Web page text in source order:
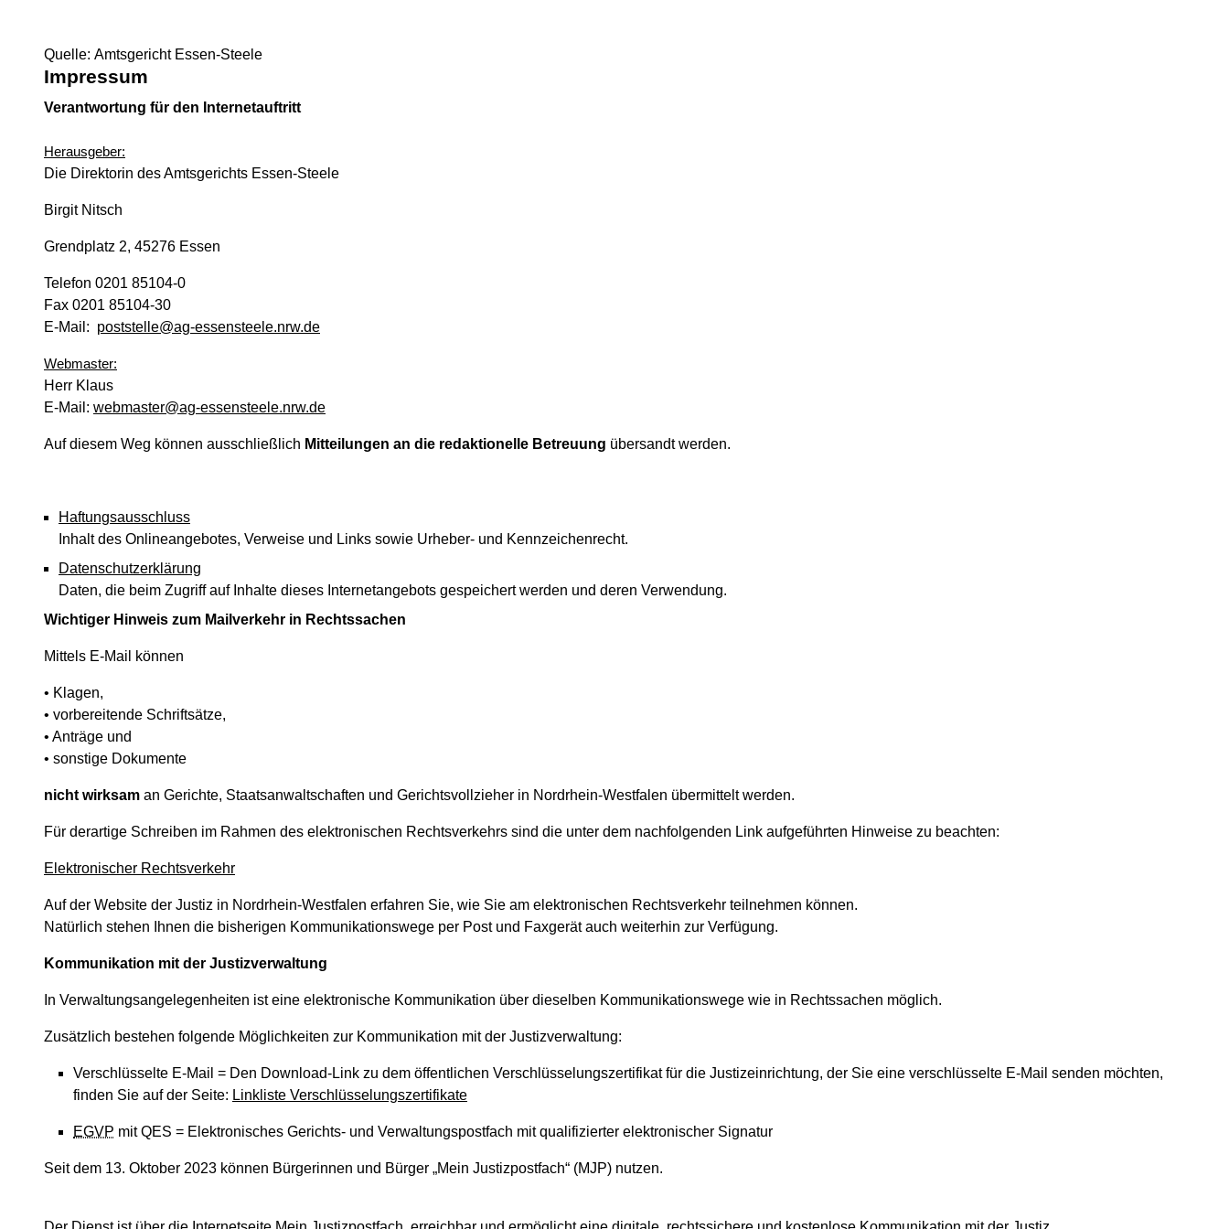
Quelle: Amtsgericht Essen-Steele
Impressum
Verantwortung für den Internetauftritt
Herausgeber:
Die Direktorin des Amtsgerichts Essen-Steele
Birgit Nitsch
Grendplatz 2, 45276 Essen
Telefon 0201 85104-0
Fax 0201 85104-30
E-Mail: poststelle@ag-essensteele.nrw.de
Webmaster:
Herr Klaus
E-Mail: webmaster@ag-essensteele.nrw.de
Auf diesem Weg können ausschließlich Mitteilungen an die redaktionelle Betreuung übersandt werden.
Haftungsausschluss
Inhalt des Onlineangebotes, Verweise und Links sowie Urheber- und Kennzeichenrecht.
Datenschutzerklärung
Daten, die beim Zugriff auf Inhalte dieses Internetangebots gespeichert werden und deren Verwendung.
Wichtiger Hinweis zum Mailverkehr in Rechtssachen
Mittels E-Mail können
• Klagen,
• vorbereitende Schriftsätze,
• Anträge und
• sonstige Dokumente
nicht wirksam an Gerichte, Staatsanwaltschaften und Gerichtsvollzieher in Nordrhein-Westfalen übermittelt werden.
Für derartige Schreiben im Rahmen des elektronischen Rechtsverkehrs sind die unter dem nachfolgenden Link aufgeführten Hinweise zu beachten:
Elektronischer Rechtsverkehr
Auf der Website der Justiz in Nordrhein-Westfalen erfahren Sie, wie Sie am elektronischen Rechtsverkehr teilnehmen können.
Natürlich stehen Ihnen die bisherigen Kommunikationswege per Post und Faxgerät auch weiterhin zur Verfügung.
Kommunikation mit der Justizverwaltung
In Verwaltungsangelegenheiten ist eine elektronische Kommunikation über dieselben Kommunikationswege wie in Rechtssachen möglich.
Zusätzlich bestehen folgende Möglichkeiten zur Kommunikation mit der Justizverwaltung:
Verschlüsselte E-Mail = Den Download-Link zu dem öffentlichen Verschlüsselungszertifikat für die Justizeinrichtung, der Sie eine verschlüsselte E-Mail senden möchten,
finden Sie auf der Seite: Linkliste Verschlüsselungszertifikate
EGVP mit QES = Elektronisches Gerichts- und Verwaltungspostfach mit qualifizierter elektronischer Signatur
Seit dem 13. Oktober 2023 können Bürgerinnen und Bürger „Mein Justizpostfach“ (MJP) nutzen.